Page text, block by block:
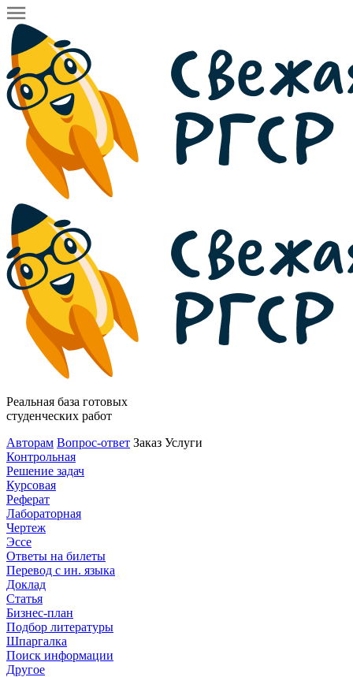
Реальная база готовых
студенческих работ
Авторам Вопрос-ответ Заказ Услуги
Контрольная
Решение задач
Курсовая
Реферат
Лабораторная
Чертеж
Эссе
Ответы на билеты
Перевод с ин. языка
Доклад
Статья
Бизнес-план
Подбор литературы
Шпаргалка
Поиск информации
Другое